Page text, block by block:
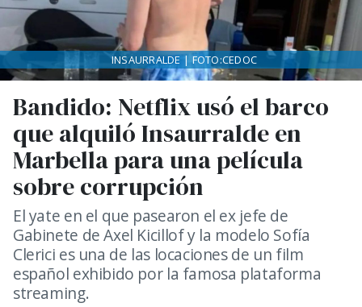
Bandido: Netflix usó el barco
que alquiló Insaurralde en
Marbella para una película
sobre corrupción
El yate en el que pasearon el ex jefe de
Gabinete de Axel Kicillof y la modelo Sofía
Clerici es una de las locaciones de un film
español exhibido por la famosa plataforma
streaming.
INSAURRALDE | FOTO:CEDOC